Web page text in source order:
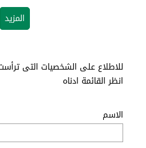
المزيد
انظر القائمة ادناه
الاسم